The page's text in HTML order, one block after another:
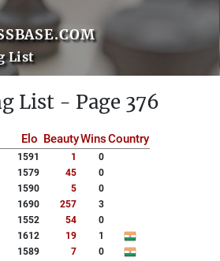
List
List - Page 376
Elo BeautyWinsCountry
1591 1
0
1579 45
0
1590 5
0
1690 257
3
1552 54
0
1612 19
1
1589 7
0